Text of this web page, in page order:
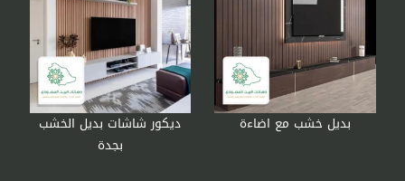
بديل خشب مع اضاءة
ديكور شاشات بديل الخشب
بجدة